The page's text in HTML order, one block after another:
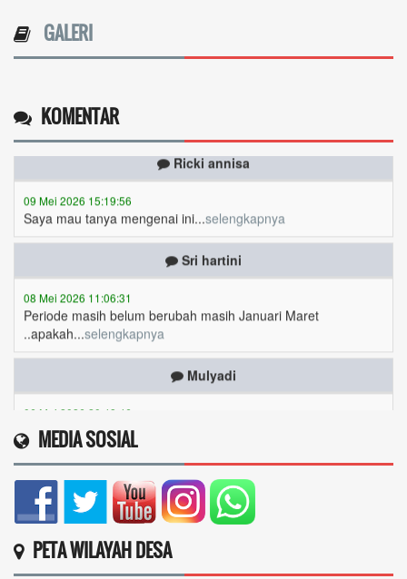
GALERI
KOMENTAR
Saya mau tanya mengenai ini...selengkapnya
Sri hartini
Periode masih belum berubah masih Januari Maret
..apakah... selengkapnya
Saya mau daftar ...selengkapnya
Pak knapa bansos PKH dn bpnt sayapriodenya blm
brubah...selengkapnya
Siti nurmanah
MEDIA SOSIAL
PETA WILAYAH DESA